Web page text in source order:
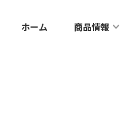
ホーム 商品情報